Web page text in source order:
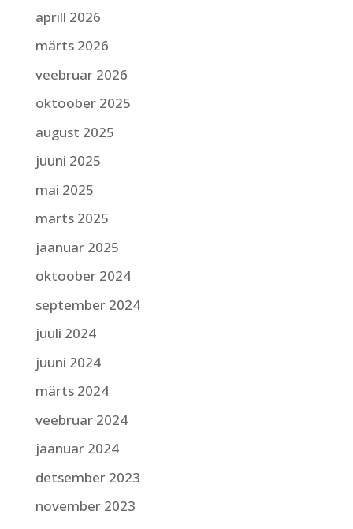
aprill 2026
märts 2026
veebruar 2026
oktoober 2025
august 2025
juuni 2025
mai 2025
märts 2025
jaanuar 2025
oktoober 2024
september 2024
juuli 2024
juuni 2024
märts 2024
veebruar 2024
jaanuar 2024
detsember 2023
november 2023